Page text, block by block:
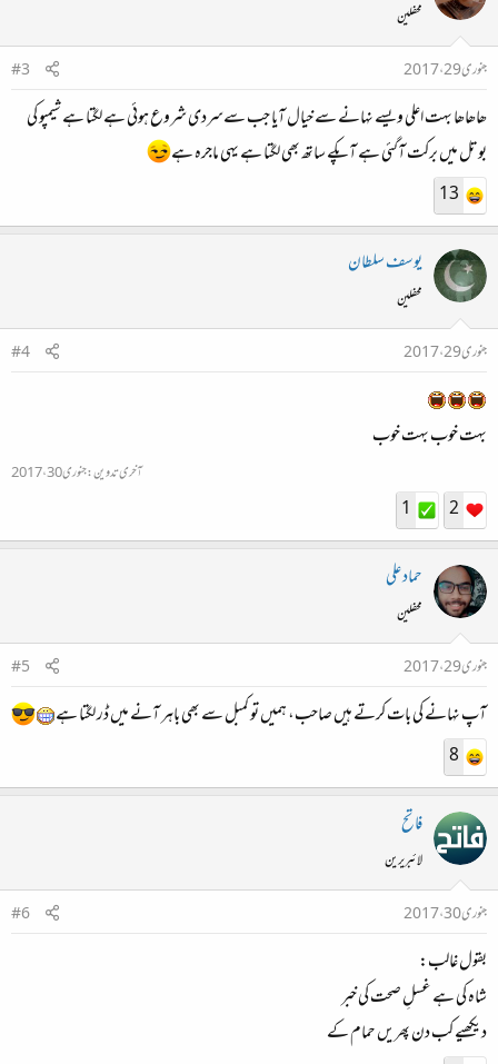
محفلین
جنوری 29، 2017
#3
ھاھاھا بہت اعلی ویسے نہانے سے خیال آیا جب سےسردی شروع ہوئی ہے لگتا ہے شیمپو کی
بوتل میں برکت آگئی ہے آپکے ساتھ بھی لگتا ہے یہی ماجرہ ہے
13
یوسف سلطان
محفلین
جنوری 29، 2017
#4
بہت خوب بہت خوب
آخری تدوین:جنوری 30، 2017
2
1
حماد علی
محفلین
جنوری 29، 2017
#5
آپ نہانے کی بات کرتے ہیں صاحب، ہمیں تو کمبل سے بھی باہر آنے میں ڈر لگتا ہے
8
فاتح
لائبریرین
جنوری 30، 2017
#6
بقول غالب:
شاہ کی ہے غسلِ صحت کی خبر
دیکھیے کب دن پھریں حمام کے